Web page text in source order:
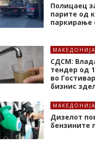
Полицаец
парите од
паркирање
МАКЕДОНИЈА
СДСМ:
тендер од
во
бизнис
МАКЕДОНИЈА
Дизелот
бензините